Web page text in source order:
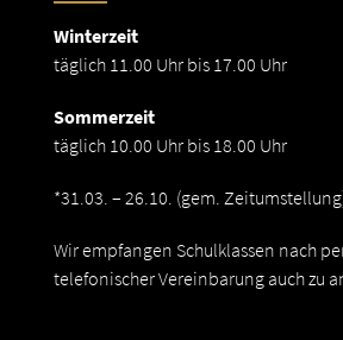
Winterzeit
täglich 11.00 Uhr bis 17.00 Uhr
Sommerzeit
täglich 10.00 Uhr bis 18.00 Uhr
*31.03. – 26.10. (gem.
Wir empfangen Schulklassen nach
telefonischer Vereinbarung auch zu